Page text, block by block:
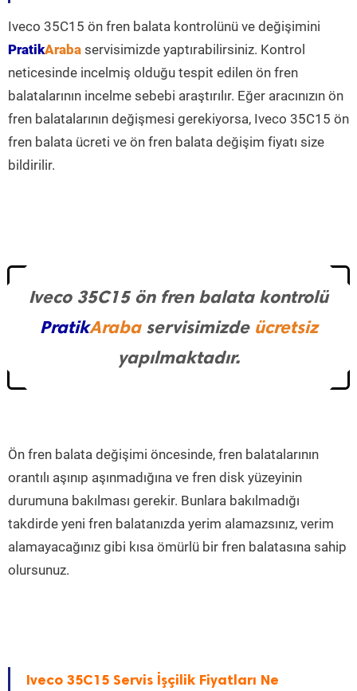
Iveco 35C15 ön fren balata kontrolünü ve değişimini
PratikAraba servisimizde yaptırabilirsiniz. Kontrol
neticesinde incelmiş olduğu tespit edilen ön fren
balatalarının incelme sebebi araştırılır. Eğer aracınızın ön
fren balatalarının değişmesi gerekiyorsa, Iveco 35C15 ön
fren balata ücreti ve ön fren balata değişim fiyatı size
bildirilir.
Iveco 35C15 ön fren balata kontrolü
PratikArabaservisimizde ücretsiz
yapılmaktadır.
Ön fren balata değişimi öncesinde, fren balatalarının
orantılı aşınıp aşınmadığına ve fren disk yüzeyinin
durumuna bakılması gerekir. Bunlara bakılmadığı
takdirde yeni fren balatanızda yerim alamazsınız, verim
alamayacağınız gibi kısa ömürlü bir fren balatasına sahip
olursunuz.
Iveco 35C15 Servis İşçilik Fiyatları Ne